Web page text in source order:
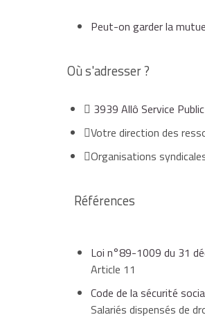
Peut-on garder la
Où s'adresser ?
3939 Allô Service Public
Votre direction des
Organisations
Références
Loi n°89-1009 du 31
Article 11
Code de la sécurité
Salariés dispensés de